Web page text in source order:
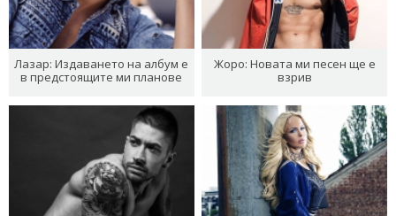
Лазар: Издаването на албум е
в предстоящите ми планове
Жоро: Новата ми песен ще е
взрив